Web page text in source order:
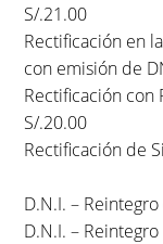
S/.21.00
Rectificación en
con emisión de
Rectificación con
S/.20.00
Rectificación de
D.N.I. –
D.N.I. –